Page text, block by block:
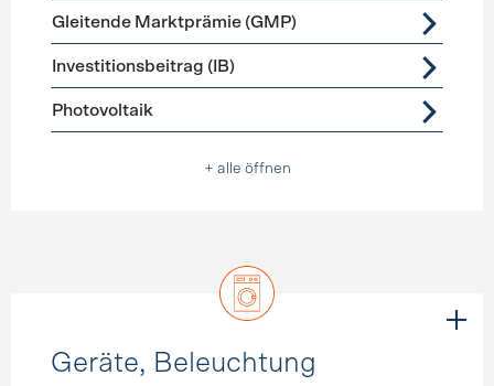
Gleitende Marktprämie (GMP)
Investitionsbeitrag (IB)
Photovoltaik
+ alle öffnen
Geräte, Beleuchtung